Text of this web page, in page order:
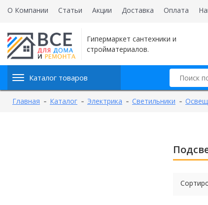
О Компании Статьи Акции Доставка Оплата
Гипермаркет сантехники и
стройматериалов.
Каталог товаров
Главная Каталог Электрика Светильники